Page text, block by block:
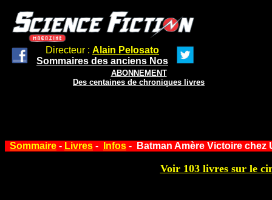
Directeur : Alain Pelosato
Sommaires des anciens Nos
ABONNEMENT
Des centaines de chroniques livres
Sommaire - Livres - Infos - Batman Amère Victoire chez
Voir 103 livres sur le